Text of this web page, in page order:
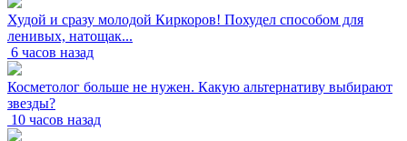
Худой и сразу молодой Киркоров! Похудел способом для
ленивых, натощак...
6 часов назад
Косметолог больше не нужен. Какую альтернативу выбирают
звезды?
10 часов назад